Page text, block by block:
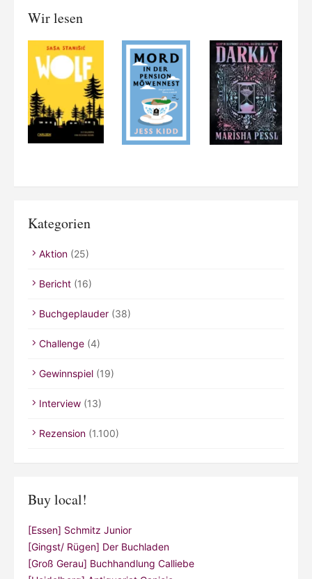
Wir lesen
Kategorien
Aktion (25)
Bericht (16)
Buchgeplauder (38)
Challenge (4)
Gewinnspiel (19)
Interview (13)
Rezension (1.100)
Buy local!
[Essen] Schmitz Junior
[Gingst/ Rügen] Der Buchladen
[Groß Gerau] Buchhandlung Calliebe